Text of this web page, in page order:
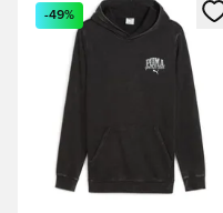
Otvorí modál na
-49%